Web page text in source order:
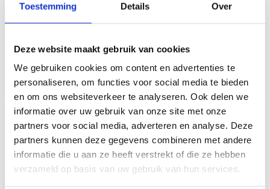
Toestemming Details Over
Deze website maakt gebruik van cookies
We gebruiken cookies om content en advertenties te
personaliseren, om functies voor social media te bieden
en om ons websiteverkeer te analyseren. Ook delen we
informatie over uw gebruik van onze site met onze
partners voor social media, adverteren en analyse. Deze
partners kunnen deze gegevens combineren met andere
informatie die u aan ze heeft verstrekt of die ze hebben
verzameld op basis van uw gebruik van hun services.
Boa II 80x60cm
Op voorraad*
Vergelijk
Boa IV 100x65cm
Op voorraad*
Vergelijk